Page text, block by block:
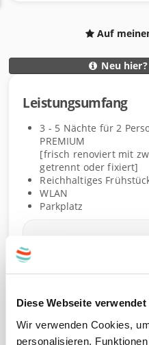
Diese Webseite
Wir verwenden Cookies,
personalisieren,
Auf
Neu hier?
L
e
u
n
s
u
m
a
g
Leistungsumfang
3 - 5 Nächte für2
PREMIUM
[frisch renoviert mit
getrennt oder fixiert]
Reichhaltiges
WLAN
Parkplatz
Dieser Gutschein ist
Ausgenommen: 23.12.-